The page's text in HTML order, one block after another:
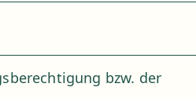
bzw. der